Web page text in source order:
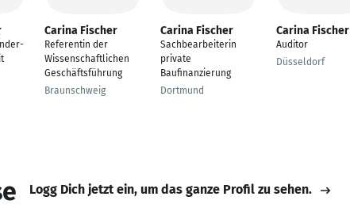
Carina Fischer
Referentin der
Wissenschaftlichen
Geschäftsführung
Braunschweig
Carina Fischer
Sachbearbeiterin
private
Baufinanzierung
Dortmund
Carina Fischer
Auditor
Düsseldorf
Logg Dich jetzt ein, um das ganze Profil zu sehen.